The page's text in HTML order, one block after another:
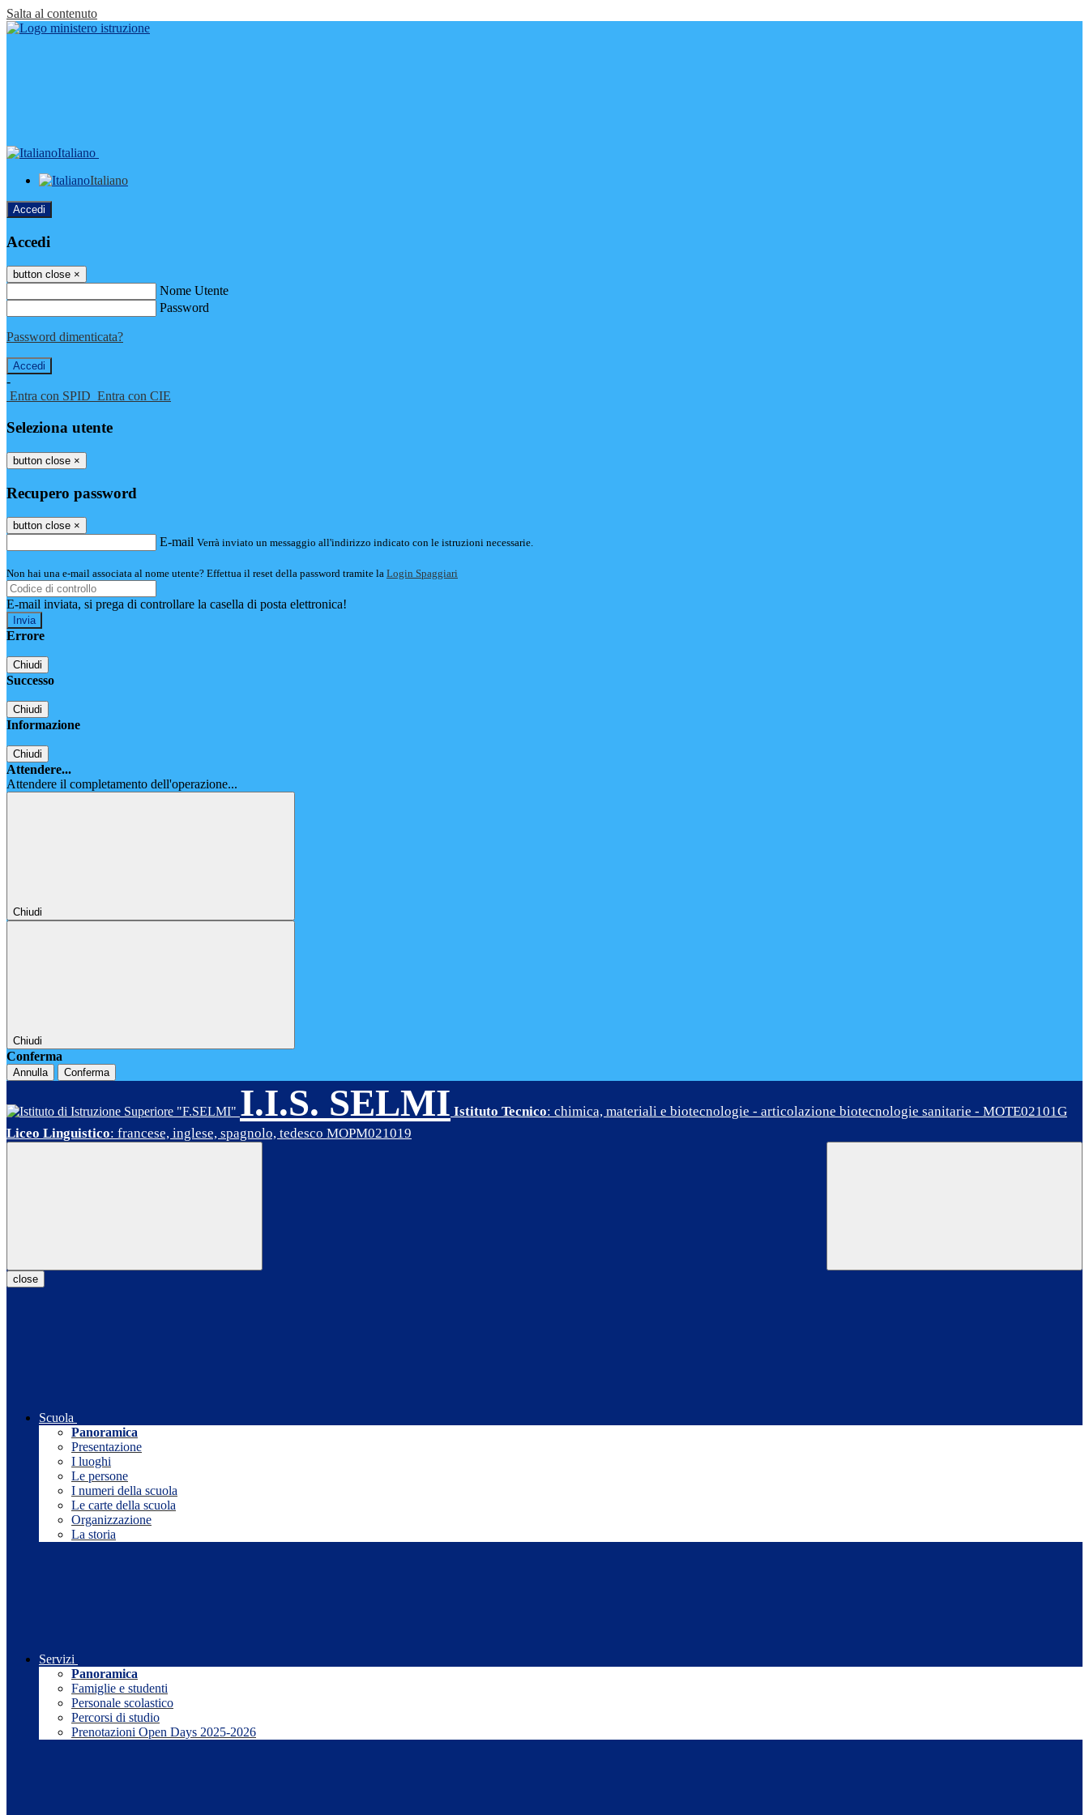
Salta al contenuto
Italiano
Italiano
Accedi
Accedi
button close ×
Nome Utente
Password
Password dimenticata?
-
Entra con SPID Entra con CIE
Seleziona utente
button close ×
Recupero password
button close ×
E-mail Verrà inviato un messaggio all'indirizzo indicato con le istruzioni necessarie.
Non hai una e-mail associata al nome utente? Effettua il reset della password tramite la Login Spaggiari
E-mail inviata, si prega di controllare la casella di posta elettronica!
Errore
Chiudi
Successo
Chiudi
Informazione
Chiudi
Attendere...
Attendere il completamento dell'operazione...
Chiudi
Chiudi
Conferma
Annulla Conferma
I.I.S. SELMI Istituto Tecnico: chimica, materiali e biotecnologie - articolazione biotecnologie sanitarie - MOTE02101G
Liceo Linguistico: francese, inglese, spagnolo, tedesco MOPM021019
close
Scuola
Panoramica
Presentazione
I luoghi
Le persone
I numeri della scuola
Le carte della scuola
Organizzazione
La storia
Servizi
Panoramica
Famiglie e studenti
Personale scolastico
Percorsi di studio
Prenotazioni Open Days 2025-2026